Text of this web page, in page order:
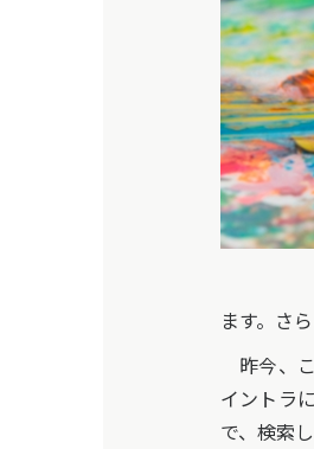
ます。さ
昨今、
イントラ
で、検索